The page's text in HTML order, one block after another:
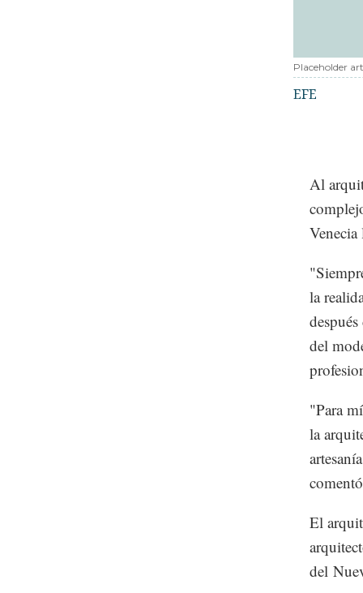
Placeholder
EFE
Al
la
del
"Para
la
El
del